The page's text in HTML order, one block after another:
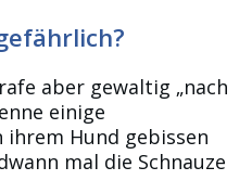
aber gewaltig „nach
einige
ihrem Hund gebissen
mal die Schnauze